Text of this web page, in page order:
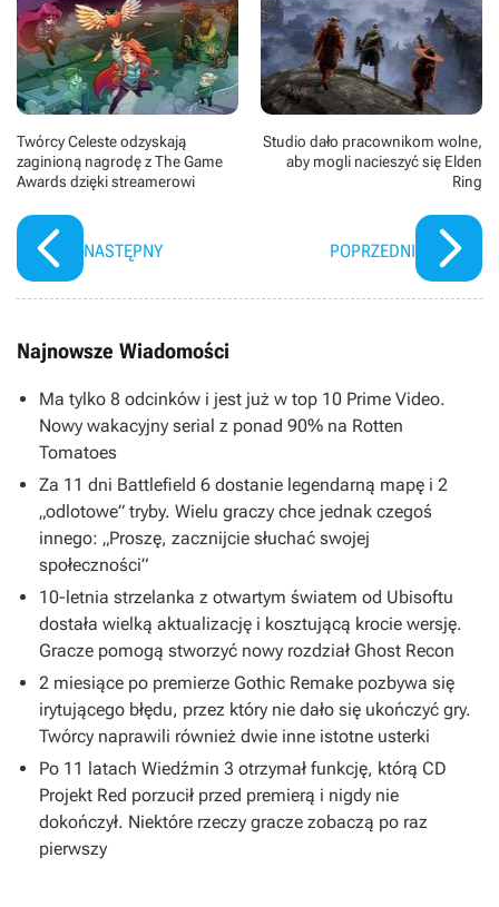
Twórcy Celeste odzyskają
zaginioną nagrodę z The Game
Awards dzięki streamerowi
NASTĘPNY
Studio dało pracownikom wolne,
aby mogli nacieszyć się Elden
Ring
POPRZEDNI
Najnowsze Wiadomości
Ma tylko 8 odcinków i jest już w top 10 Prime Video.
Nowy wakacyjny serial z ponad 90% na Rotten
Tomatoes
Za 11 dni Battlefield 6 dostanie legendarną mapę i 2
„odlotowe” tryby. Wielu graczy chce jednak czegoś
innego: „Proszę, zacznijcie słuchać swojej
społeczności”
10-letnia strzelanka z otwartym światem od Ubisoftu
dostała wielką aktualizację i kosztującą krocie wersję.
Gracze pomogą stworzyć nowy rozdział Ghost Recon
2 miesiące po premierze Gothic Remake pozbywa się
irytującego błędu, przez który nie dało się ukończyć gry.
Twórcy naprawili również dwie inne istotne usterki
Po 11 latach Wiedźmin 3 otrzymał funkcję, którą CD
Projekt Red porzucił przed premierą i nigdy nie
dokończył. Niektóre rzeczy gracze zobaczą po raz
pierwszy